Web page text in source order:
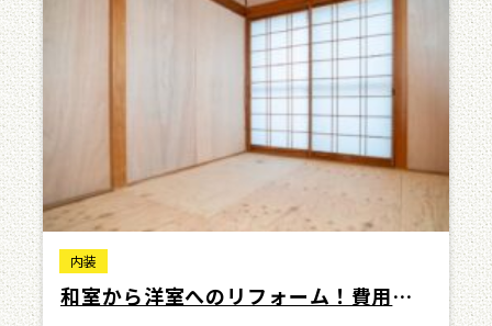
内装
和室から洋室へのリフォーム！費用・D